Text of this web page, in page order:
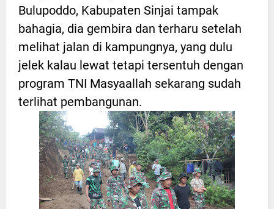
Bulupoddo, Kabupaten Sinjai tampak
bahagia, dia gembira dan terharu setelah
melihat jalan di kampungnya, yang dulu
jelek kalau lewat tetapi tersentuh dengan
program TNI Masyaallah sekarang sudah
terlihat pembangunan.